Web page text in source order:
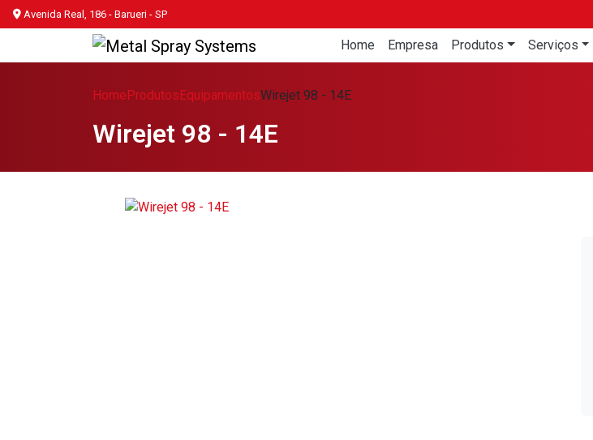
Avenida Real, 186 - Barueri - SP
Home Empresa Produtos Serviços
HomeProdutosEquipamentosWirejet 98 - 14E
Wirejet 98 - 14E